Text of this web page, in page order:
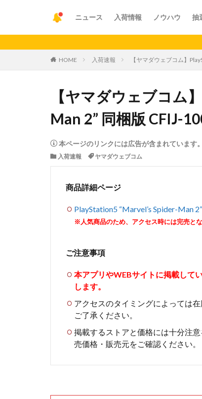
ニュース 入荷情報 ノウハウ 抽
HOME 入荷速報 【ヤマダウェブコム】
【ヤマダウェブコム
Man 2” 同梱版 CFIJ-
本ページのリンクには広告が含まれています。
入荷速報 ヤマダウェブコム
商品詳細ページ
PlayStation5 “Marvel’s Spider-Man
※人気商品のため、アクセス時には完売と
ご注意事項
本アプリやWEBサイトに掲載して
します。
アクセスのタイミングによっては
ご了承ください。
掲載するストアと価格には十分注
売価格・販売元をご確認ください。